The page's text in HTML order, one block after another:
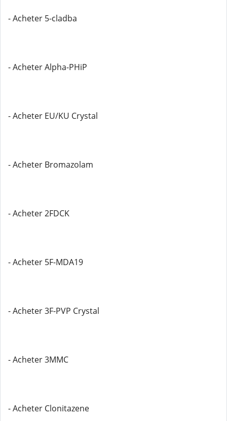
- Acheter 5-cladba
- Acheter Alpha-PHiP
- Acheter EU/KU Crystal
- Acheter Bromazolam
- Acheter 2FDCK
- Acheter 5F-MDA19
- Acheter 3F-PVP Crystal
- Acheter 3MMC
- Acheter Clonitazene